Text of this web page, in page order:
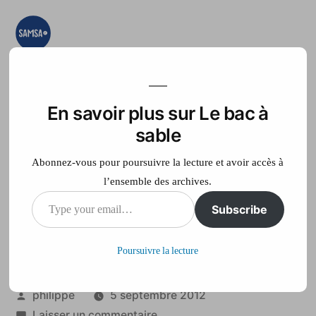
Aller
teste, on expérimente
Accueil France Télé
Visitez la maison de
Publié
philippe
5 septembre 2012
En savoir plus sur Le bac à
sable
Abonnez-vous pour poursuivre la lecture et avoir accès à
l’ensemble des archives.
Type
your
Subscribe
Poursuivre la lecture